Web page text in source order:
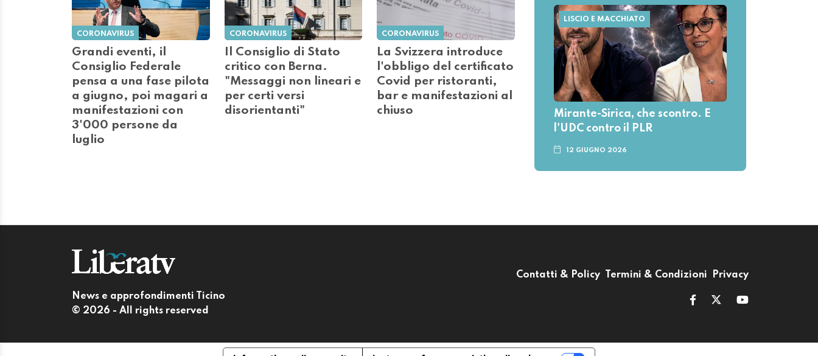
CORONAVIRUS
Grandi eventi, il
Consiglio Federale
pensa a una fase pilota
a giugno, poi magari a
manifestazioni con
3'000 persone da
luglio
CORONAVIRUS
Il Consiglio di Stato
critico con Berna.
"Messaggi non lineari e
per certi versi
disorientanti"
CORONAVIRUS
La Svizzera introduce
l'obbligo del certificato
Covid per ristoranti,
bar e manifestazioni al
chiuso
LISCIO E MACCHIATO
Mirante-Sirica, che scontro. E
l'UDC contro il PLR
12 GIUGNO 2026
News e approfondimenti Ticino
© 2026 - All rights reserved
Contatti & Policy Termini & Condizioni Privacy